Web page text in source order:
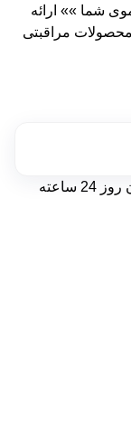
شما »» ارائه
محصولات مراقبتی
محصولات برچسب خورده “کرم آبرسان روز 24 ساعته